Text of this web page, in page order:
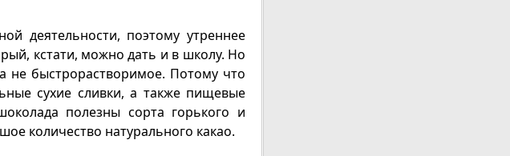
деятельности, поэтому утреннее
кстати, можно дать и в школу. Но
не быстрорастворимое. Потому что
сухие сливки, а также пищевые
полезны сорта горького и
количество натурального какао.